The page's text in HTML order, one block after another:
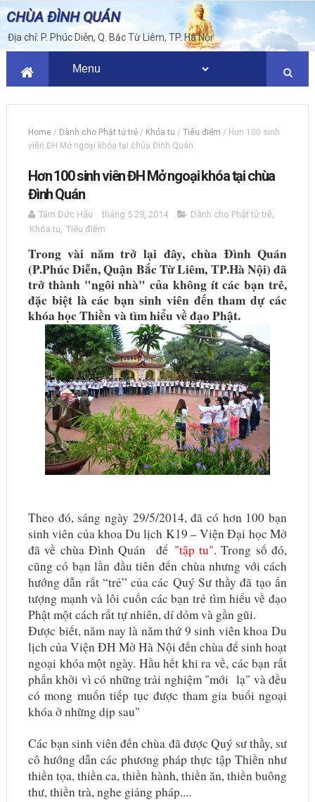
CHÙA ĐÌNH QUÁN
Địa chỉ: P. Phúc Diễn, Q. Bắc Từ Liêm, TP. Hà Nội
Home / Dành cho Phật tử trẻ / Khóa tu / Tiêu điểm / Hơn 100 sinh
viên ĐH Mở ngoại khóa tại chùa Đình Quán
Hơn 100 sinh viên ĐH Mở ngoại khóa tại chùa
Đình Quán
Tâm Đức Hậu tháng 5 29, 2014 Dành cho Phật tử trẻ,
Khóa tu, Tiêu điểm
Trong vài năm trở lại đây, chùa Đình Quán
(P.Phúc Diễn, Quận Bắc Từ Liêm, TP.Hà Nội) đã
trở thành "ngôi nhà" của không ít các bạn trẻ,
đặc biệt là các bạn sinh viên đến tham dự các
khóa học Thiền và tìm hiểu về đạo Phật.
Theo đó, sáng ngày 29/5/2014, đã có hơn 100 bạn
sinh viên của khoa Du lịch K19 – Viện Đại học Mở
đã về chùa Đình Quán để "tập tu". Trong số đó,
cũng có bạn lần đầu tiên đến chùa nhưng với cách
hướng dẫn rất “trẻ” của các Quý Sư thầy đã tạo ấn
tượng mạnh và lôi cuốn các bạn trẻ tìm hiểu về đạo
Phật một cách rất tự nhiên, dí dỏm và gần gũi.
Được biết, năm nay là năm thứ 9 sinh viên khoa Du
lịch của Viện ĐH Mở Hà Nội đến chùa để sinh hoạt
ngoại khóa một ngày. Hầu hết khi ra về, các bạn rất
phấn khởi vì có những trải nghiệm "mới lạ" và đều
có mong muốn tiếp tục được tham gia buổi ngoại
khóa ở những dịp sau"
Các bạn sinh viên đến chùa đã được Quý sư thầy, sư
cô hướng dẫn các phương pháp thực tập Thiền như
thiền tọa, thiền ca, thiền hành, thiền ăn, thiền buông
thư, thiền trà, nghe giảng pháp....